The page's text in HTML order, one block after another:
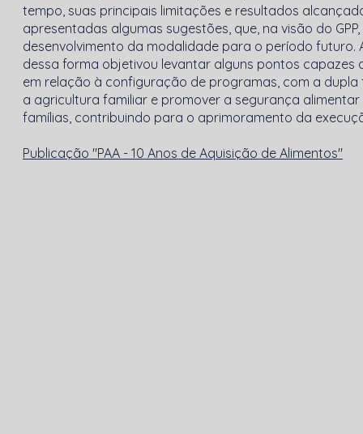
tempo, suas principais limitações e resultados
apresentadas algumas sugestões, que, na visão do
desenvolvimento da modalidade para o período
dessa forma objetivou levantar alguns pontos capazes
em relação à configuração de programas, com a
a agricultura familiar e promover a segurança
famílias, contribuindo para o aprimoramento da
Publicação "PAA - 10 Anos de Aquisição de Alimentos"